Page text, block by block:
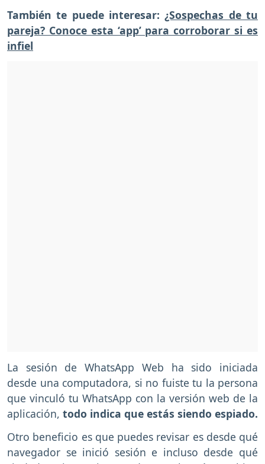
También te puede interesar:¿Sospechas de tu
pareja? Conoce esta ‘app’ para corroborar si es
infiel
La sesión de WhatsApp Web ha sido iniciada
desde una computadora, si no fuiste tu la persona
que vinculó tu WhatsApp con la versión web de la
aplicación, todo indica que estás siendo espiado.
Otro beneficio es que puedes revisar es desde qué
navegador se inició sesión e incluso desde qué